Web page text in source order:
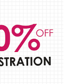
dan tentunya
yaitu: Sapuan
seluruh bagian